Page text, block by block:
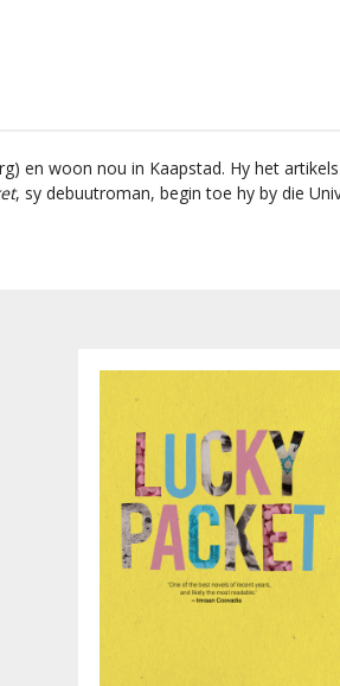
en woon nou in Kaapstad. Hy het
, sy debuutroman, begin toe hy by die